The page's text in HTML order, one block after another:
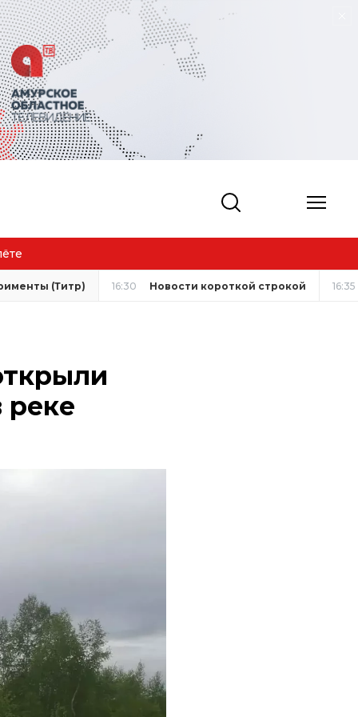
(Титр) 16:30 Новости короткой строкой 16:35
реке